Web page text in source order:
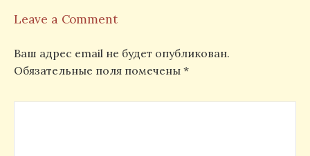
Leave a Comment
Ваш адрес email не будет опубликован.
Обязательные поля помечены *